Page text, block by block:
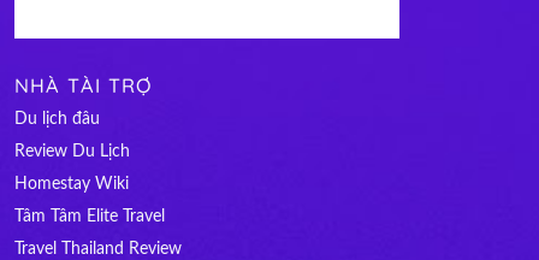
NHÀ TÀI TRỢ
Du lịch đâu
Review Du Lịch
Homestay Wiki
Tâm Tâm Elite Travel
Travel Thailand Review